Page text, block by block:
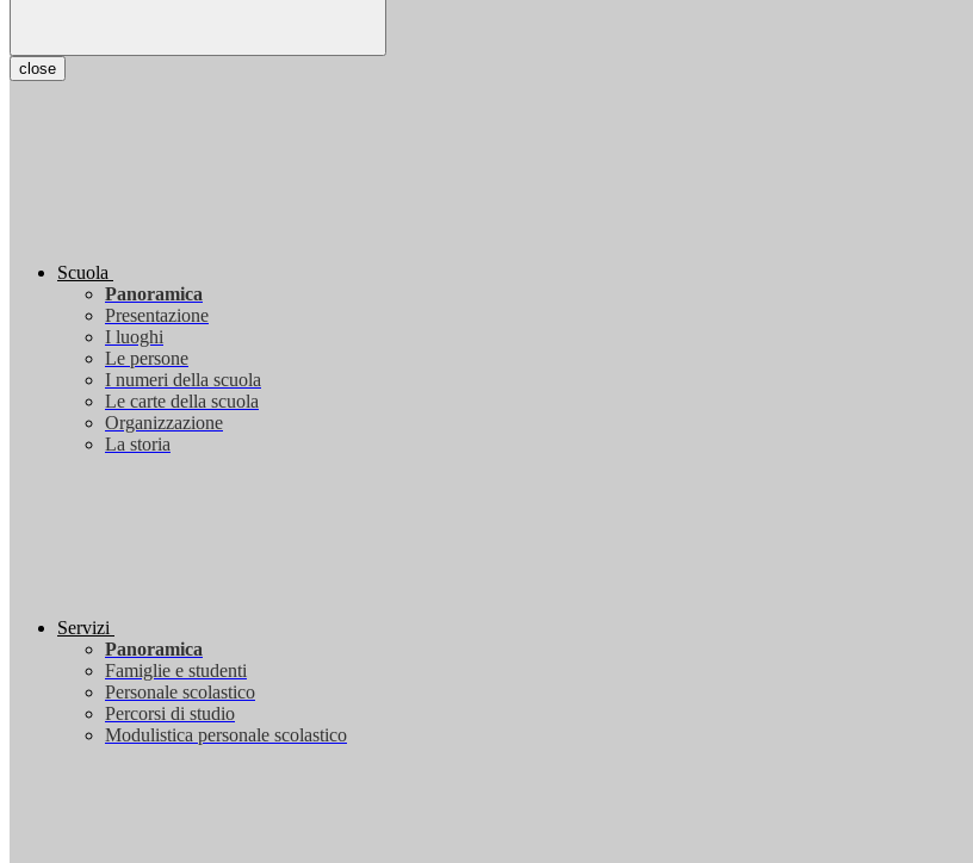
close
Scuola
Panoramica
Presentazione
I luoghi
Le persone
I numeri della scuola
Le carte della scuola
Organizzazione
La storia
Servizi
Panoramica
Famiglie e studenti
Personale scolastico
Percorsi di studio
Modulistica personale scolastico